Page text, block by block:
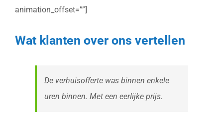
animation_offset=””]
Wat klanten over ons vertellen
De verhuisofferte was binnen enkele
uren binnen. Met een eerlijke prijs.